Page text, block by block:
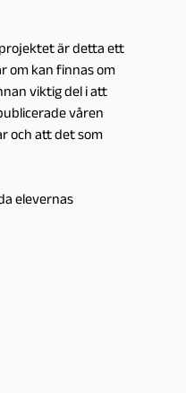
är detta ett
om kan finnas om
viktig del i att
våren
och att det som
elevernas